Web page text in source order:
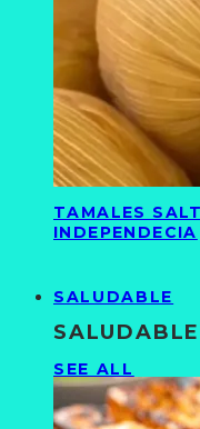
TAMALES
INDEPENDECIA
SALUDABLE
SALUDABLE
SEE ALL